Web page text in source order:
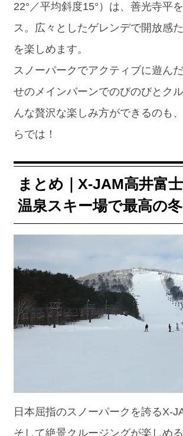
22°／平均斜度15°）は、善光寺平
ス。広々としたゲレンデで開放感
を楽しめます。
スノーパークでアクティブに遊ん
せのメインバーンでのびのびとク
んな贅沢な楽しみ方ができるのも
らでは！
まとめ｜X-JAM高井富
温泉スキー場で最高の冬
日本屈指のスノーパークを誇るX-
そして絶景クルージングが楽しめ